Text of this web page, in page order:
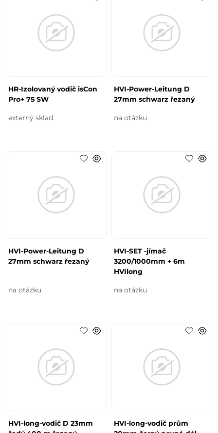
HR-Izolovaný vodič isCon
Pro+ 75 SW
externý sklad
HVI-Power-Leitung D
27mm schwarz řezaný
na otázku
HVI-Power-Leitung D
27mm schwarz řezaný
na otázku
HVI-SET -jímač
3200/1000mm + 6m
HVIlong
na otázku
HVI-long-vodič D 23mm
HVI-long-vodič prům